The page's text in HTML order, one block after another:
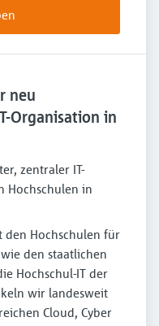
neu
Organisation in
zentraler IT-
Hochschulen in
den Hochschulen für
den staatlichen
Hochschul-IT der
wir landesweit
Cloud, Cyber